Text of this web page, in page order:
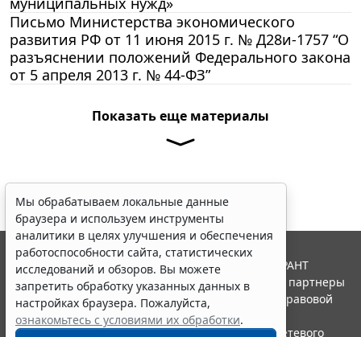
Письмо Министерства экономического
развития РФ от 11 июня 2015 г. № Д28и-1757 “О
разъяснении положений Федерального закона
от 5 апреля 2013 г. № 44-ФЗ”
Показать еще материалы
Мы обрабатываем локальные данные
браузера и используем инструменты
аналитики в целях улучшения и обеспечения
работоспособности сайта, статистических
исследований и обзоров. Вы можете
запретить обработку указанных данных в
настройках браузера. Пожалуйста,
ознакомьтесь с условиями их обработки.
© ООО "НПП "ГАРАНТ-СЕРВИС", 2026. Система ГАРАНТ
выпускается с 1990 года. Компания "Гарант" и ее партнеры
являются участниками Российской ассоциации правовой
информации ГАРАНТ.
Портал ГАРАНТ.РУ зарегистрирован в качестве сетевого